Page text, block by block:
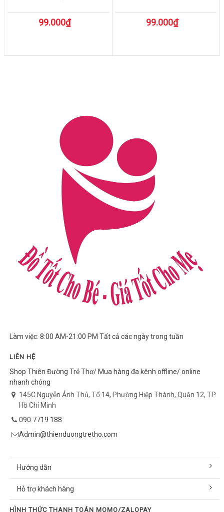
99.000₫ 99.000₫
Làm việc: 8:00 AM-21:00 PM Tất cả các ngày trong tuần
LIÊN HỆ
Shop Thiên Đường Trẻ Thơ/ Mua hàng đa kênh offline/ online
nhanh chóng
145C Nguyễn Ảnh Thủ, Tổ 14, Phường Hiệp Thành, Quận 12, TP.
Hồ Chí Minh
090 7719 188
Admin@thienduongtretho.com
Hướng dẫn
Hỗ trợ khách hàng
HÌNH THỨC THANH TOÁN MOMO/ZALOPAY